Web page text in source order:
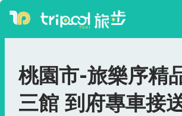
桃園市-旅樂序精
三館 到府專車接